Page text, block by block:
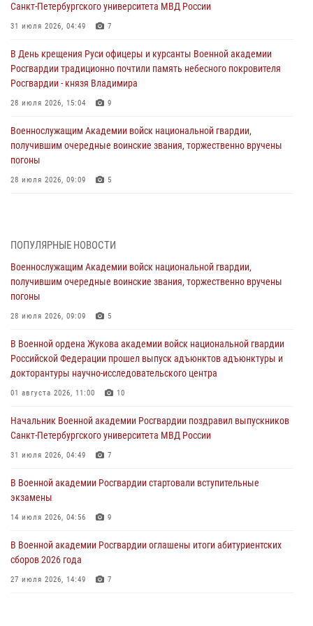
Санкт-Петербургского университета МВД России
31 июля 2026, 04:49 7
В День крещения Руси офицеры и курсанты Военной академии
Росгвардии традиционно почтили память небесного покровителя
Росгвардии - князя Владимира
28 июля 2026, 15:04 9
Военнослужащим Академии войск национальной гвардии,
получившим очередные воинские звания, торжественно вручены
погоны
28 июля 2026, 09:09 5
27 июля 2026, 14:49 7
Военная академия информирует!
23 июля 2026, 04:51
Курсант Военной академии войск национальной гвардии принял
22 июля 2026, 09:41
Мастер‑класс по стрельбе: точность, тактика, профессионализм
20 июля 2026, 11:17
108 лет со дня образования подразделений связи войск
ПОПУЛЯРНЫЕ НОВОСТИ
Военнослужащим Академии войск национальной гвардии,
получившим очередные воинские звания, торжественно вручены
погоны
28 июля 2026, 09:09 5
В Военной ордена Жукова академии войск национальной гвардии
Российской Федерации прошел выпуск адъюнктов адъюнктуры и
докторантуры научно-исследовательского центра
01 августа 2026, 11:00 10
Начальник Военной академии Росгвардии поздравил выпускников
Санкт-Петербургского университета МВД России
31 июля 2026, 04:49 7
В Военной академии Росгвардии стартовали вступительные
экзамены
14 июля 2026, 04:56 9
В Военной академии Росгвардии оглашены итоги абитуриентских
сборов 2026 года
27 июля 2026, 14:49 7